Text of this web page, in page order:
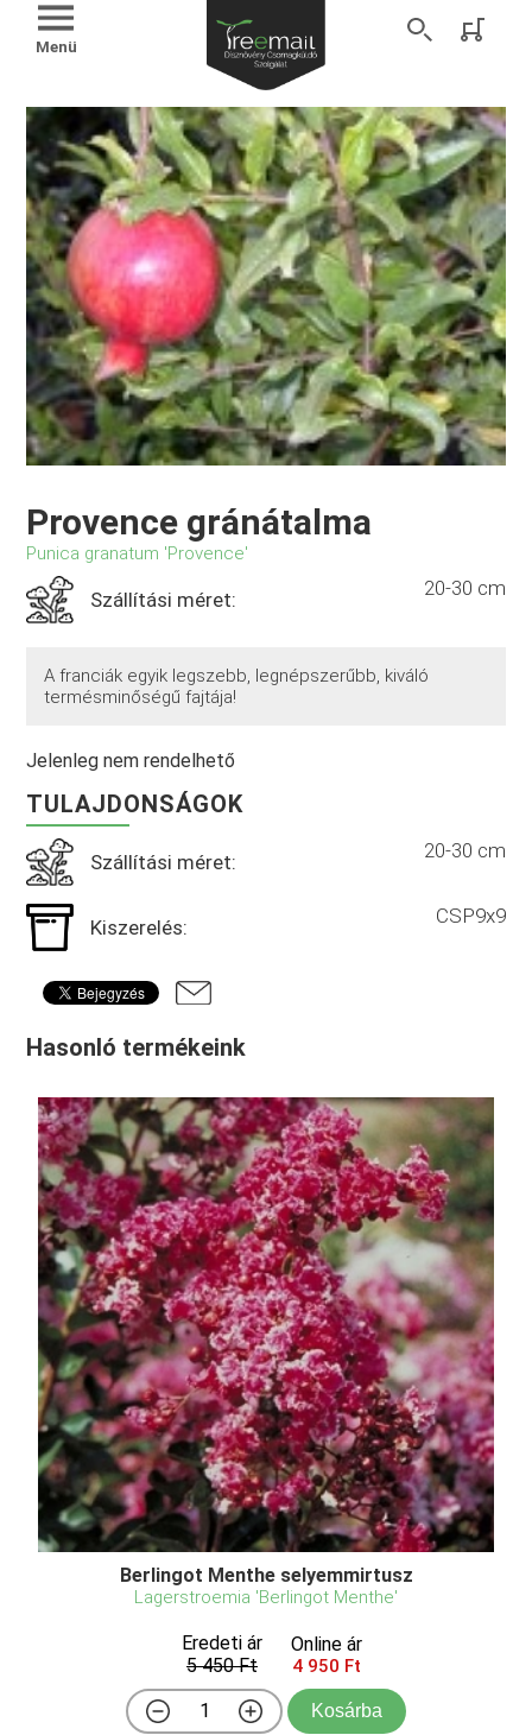
Menü
Provence gránátalma
Punica granatum 'Provence'
Szállítási méret: 20-30 cm
A franciák egyik legszebb, legnépszerűbb, kiváló
termésminőségű fajtája!
Jelenleg nem rendelhető
TULAJDONSÁGOK
Szállítási méret: 20-30 cm
Kiszerelés: CSP9x9
Hasonló termékeink
Berlingot Menthe selyemmirtusz
Lagerstroemia 'Berlingot Menthe'
Eredeti ár
5 450 Ft
Online ár
4 950 Ft
Kosárba